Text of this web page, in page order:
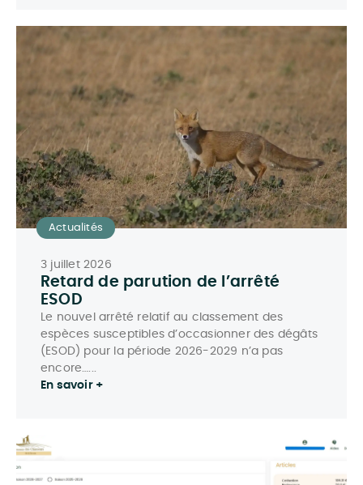
Actualités
3 juillet 2026
Retard de parution de l’arrêté
ESOD
Le nouvel arrêté relatif au classement des
espèces susceptibles d’occasionner des dégâts
(ESOD) pour la période 2026-2029 n’a pas
encore…...
En savoir +